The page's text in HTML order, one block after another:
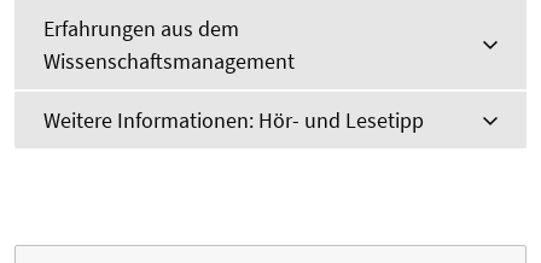
Erfahrungen aus dem
Wissenschaftsmanagement
Weitere Informationen: Hör- und Lesetipp